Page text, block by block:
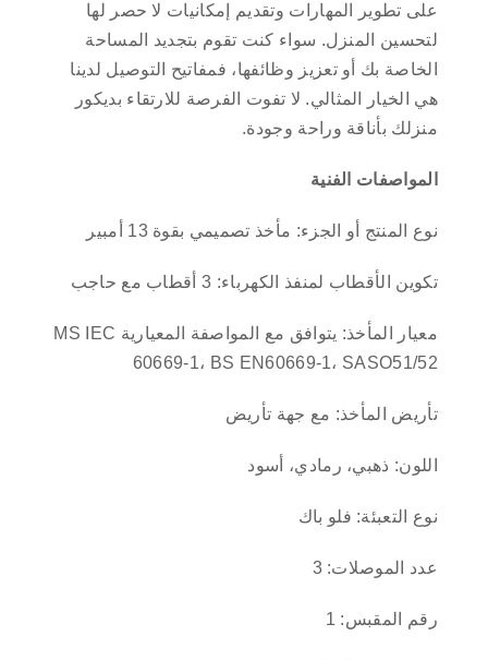
على تطوير المهارات وتقديم إمكانيات لا حصر لها
لتحسين المنزل. سواء كنت تقوم بتجديد المساحة
الخاصة بك أو تعزيز وظائفها، فمفاتيح التوصيل لدينا
هي الخيار المثالي. لا تفوت الفرصة للارتقاء بديكور
منزلك بأناقة وراحة وجودة.
المواصفات الفنية
نوع المنتج أو الجزء: مأخذ تصميمي بقوة 13 أمبير
تكوين الأقطاب لمنفذ الكهرباء: 3 أقطاب مع حاجب
معيار المأخذ: يتوافق مع المواصفة المعيارية MS IEC
60669-1، BS EN60669-1، SASO51/52
تأريض المأخذ: مع جهة تأريض
اللون: ذهبي، رمادي، أسود
نوع التعبئة: فلو باك
عدد الموصلات: 3
رقم المقبس: 1